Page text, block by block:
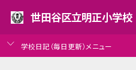
世田谷区立明正小学校
学校日記（毎日更新）メニュー